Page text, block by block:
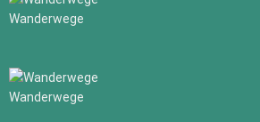
Wanderwege
Wanderwege